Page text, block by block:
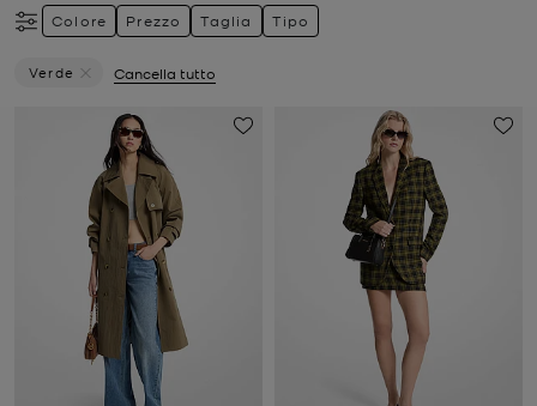
Colore Prezzo Taglia Tipo
Verde
Cancella tutto